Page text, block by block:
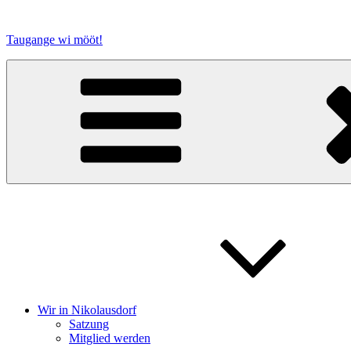
springen
Taugange wi mööt!
Wir in Nikolausdorf
Satzung
Mitglied werden